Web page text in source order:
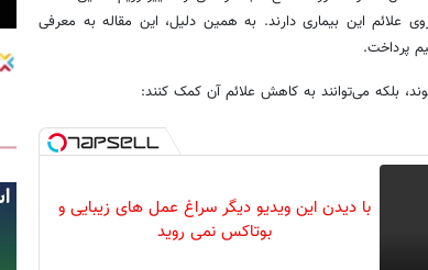
علائم این بیماری دارند. به همین دلیل، این مقاله به معرفی
پرداخت.
بلکه می‌توانند به کاهش علائم آن کمک کنند:
با دیدن این ویدیو دیگر سراغ عمل های زیبایی و
بوتاکس نمی روید